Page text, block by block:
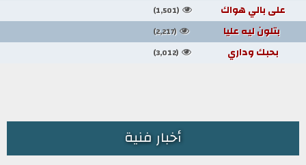
على بالي هواك (1,501)
بتلون ليه عليا (2,217)
بحبك وداري (3,012)
أخبار فنية